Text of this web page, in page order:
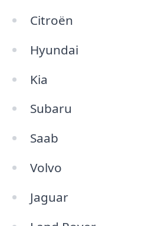
Citroën
Hyundai
Kia
Subaru
Saab
Volvo
Jaguar